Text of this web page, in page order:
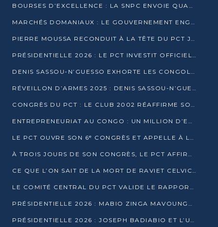
BOURSES D’EXCELLENCE : LA SNPC ENVOIE QUATRE NOUVEAUX TALENTS CONGOLAIS SE FORMER À BAKOU
MARCHÉS DOMANIAUX : LE GOUVERNEMENT ENGAGE LA STRUCTURATION DES TAXES D’ASSAINISSEMENT
PIERRE MOUSSA RECONDUIT À LA TÊTE DU PCT JUSQU’EN 2031
PRÉSIDENTIELLE 2026 : LE PCT INVESTIT OFFICIELLEMENT DENIS SASSOU NGUESSO
DENIS SASSOU-N’GUESSO EXHORTE LES CONGOLAIS À L’UNITÉ ET AU FAIR-PLAY DÉMOCRATIQUE EN 2026
RÉVEILLON D’ARMES 2025 : DENIS SASSOU-N’GUESSO GARANTIT DES ÉLECTIONS 2026 PAISIBLES ET SÉCURISÉES
CONGRÈS DU PCT : LE CLUB 2002 RÉAFFIRME SON SOUTIEN À DENIS SASSOU-N’GUESSO POUR 2026
ENTREPRENEURIAT AU CONGO : UN MILLION D’EUROS POUR FINANCER LES STARTUPS DÈS 2026
LE PCT OUVRE SON 6ᵉ CONGRÈS ET APPELLE À LA CANDIDATURE DE DENIS SASSOU NGUESSO
À TROIS JOURS DE SON CONGRÈS, LE PCT AFFIRME AVOIR ATTEINT TOUS SES OBJECTIFS
CE QUE L’ON SAIT DE LA MORT DE RAVIET CELVIC N’TSIANTSIE
LE COMITÉ CENTRAL DU PCT VALIDE LE RAPPORT DU CONGRÈS ET SOUTIENT DENIS SASSOU N’GUESSO
PRÉSIDENTIELLE 2026 : MABIO ZINGA MAVOUNGOU DÉCLARE SA CANDIDATURE ET CHARGE LE BILAN DU PCT
PRÉSIDENTIELLE 2026 : JOSEPH BADIABIO ET L’UDH-YUKI JOUENT LA PRUDENCE